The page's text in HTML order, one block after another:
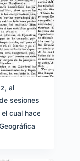
al
sesiones
el cual hace